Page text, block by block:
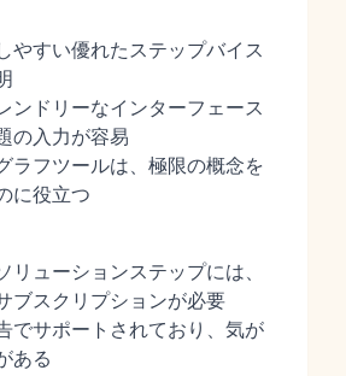
やすい優れたステップバイス
ンドリーなインターフェース
の入力が容易
ラフツールは、極限の概念を
に役立つ
リューションステップには、
ブスクリプションが必要
でサポートされており、気が
ある